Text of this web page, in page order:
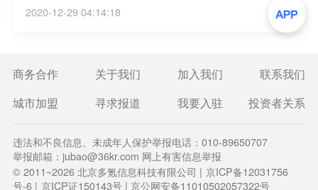
力，维持“买入”评级，目标价由42.76港元上调37%至
58.62港元。该行表示，虽然下半年的户外活动受到限
制，令功能性饮料销售较疲弱，但下半年同业例如康
2020至2021年盈利预测正面看法。（新浪财经）
2020-12-29 04:14:18
商务合作 关于我们 加入我们
联系我们
城市加盟
寻求报道 我要入驻 投资者关系
违法和不良信息、未成年人保护举报电话：010-89650707
举报邮箱：jubao@36kr.com 网上有害信息举报
© 2011~2026北京多氪信息科技有限公司 | 京ICP备12031756
号-6 | 京ICP证150143号 | 京公网安备11010502057322号